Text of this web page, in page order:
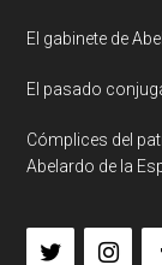
El gabinete de
El pasado
Cómplices del
Abelardo de la